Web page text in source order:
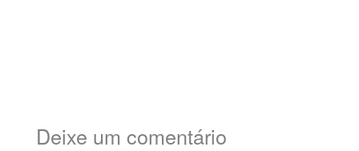
Deixe um comentário